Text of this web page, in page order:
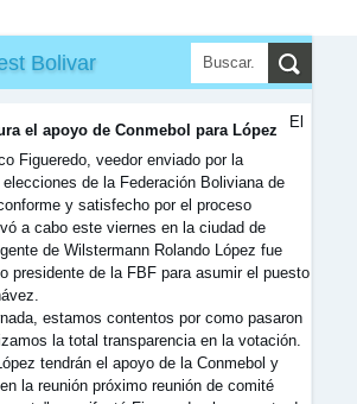
Bolivar
el apoyo de Conmebol para López El
Figueredo, veedor enviado por la
de la Federación Boliviana de
y satisfecho por el proceso
a cabo este viernes en la ciudad de
de Wilstermann Rolando López fue
presidente de la FBF para asumir el puesto
estamos contentos por como pasaron
la total transparencia en la votación.
tendrán el apoyo de la Conmebol y
la reunión próximo reunión de comité
▼
▼